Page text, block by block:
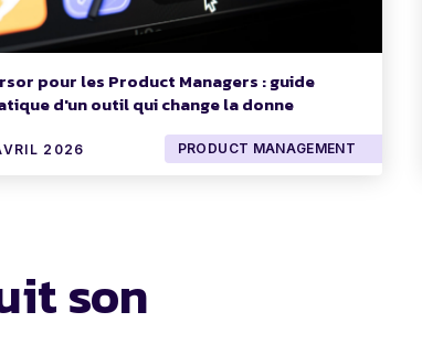
pour les Product Managers : guide
d'un outil qui change la donne
2026 PRODUCT MANAGEMENT
son